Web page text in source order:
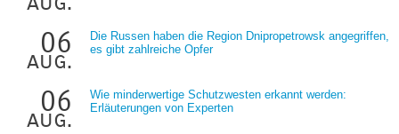
06
aug.
Die Russen haben die Region Dnipropetrowsk angegriffen,
es gibt zahlreiche Opfer
06
aug.
Wie minderwertige Schutzwesten erkannt werden:
Erläuterungen von Experten